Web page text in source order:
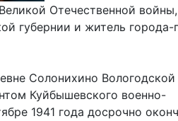
Отечественной войны,
губернии и житель города-
Солонихино Вологодской
Куйбышевского военно-
1941 года досрочно